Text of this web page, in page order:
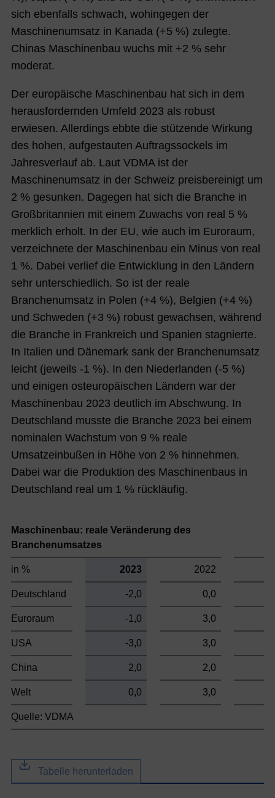
sich ebenfalls schwach, wohingegen der
Maschinenumsatz in Kanada (+5 %) zulegte.
Chinas Maschinenbau wuchs mit +2 % sehr
moderat.
Der europäische Maschinenbau hat sich in dem
herausfordernden Umfeld 2023 als robust
erwiesen. Allerdings ebbte die stützende Wirkung
des hohen, aufgestauten Auftragssockels im
Jahresverlauf ab. Laut VDMA ist der
Maschinenumsatz in der Schweiz preisbereinigt um
2 % gesunken. Dagegen hat sich die Branche in
Großbritannien mit einem Zuwachs von real 5 %
merklich erholt. In der EU, wie auch im Euroraum,
verzeichnete der Maschinenbau ein Minus von real
1 %. Dabei verlief die Entwicklung in den Ländern
sehr unterschiedlich. So ist der reale
Branchenumsatz in Polen (+4 %), Belgien (+4 %)
und Schweden (+3 %) robust gewachsen, während
die Branche in Frankreich und Spanien stagnierte.
In Italien und Dänemark sank der Branchenumsatz
leicht (jeweils -1 %). In den Niederlanden (-5 %)
und einigen osteuropäischen Ländern war der
Maschinenbau 2023 deutlich im Abschwung. In
Deutschland musste die Branche 2023 bei einem
nominalen Wachstum von 9 % reale
Umsatzeinbußen in Höhe von 2 % hinnehmen.
Dabei war die Produktion des Maschinenbaus in
Deutschland real um 1 % rückläufig.
Maschinenbau: reale Veränderung des
Branchenumsatzes
in % 2023 2022
Deutschland -2,0 0,0
Euroraum -1,0 3,0
USA -3,0 3,0
China 2,0 2,0
Welt 0,0 3,0
Quelle: VDMA
Tabelle herunterladen